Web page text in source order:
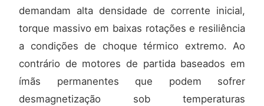
demandam alta densidade de corrente inicial,
torque massivo em baixas rotações e resiliência
a condições de choque térmico extremo. Ao
contrário de motores de partida baseados em
ímãs permanentes que podem sofrer
desmagnetização sob temperaturas